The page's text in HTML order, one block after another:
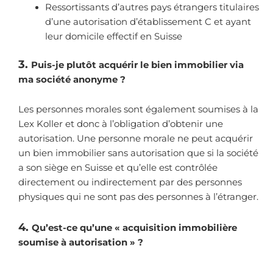
Ressortissants d’autres pays étrangers titulaires
d’une autorisation d’établissement C et ayant
leur domicile effectif en Suisse
3. Puis-je plutôt acquérir le bien immobilier via
ma société anonyme ?
Les personnes morales sont également soumises à la
Lex Koller et donc à l’obligation d’obtenir une
autorisation. Une personne morale ne peut acquérir
un bien immobilier sans autorisation que si la société
a son siège en Suisse et qu’elle est contrôlée
directement ou indirectement par des personnes
physiques qui ne sont pas des personnes à l’étranger.
4. Qu’est-ce qu’une « acquisition immobilière
soumise à autorisation » ?